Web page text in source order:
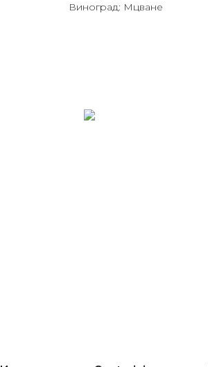
Виноград: Мцване